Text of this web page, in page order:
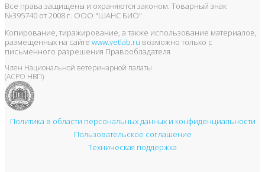
Все права защищены и охраняются законом. Товарный знак
№395740 от 2008 г. ООО "ШАНС БИО"
Копирование, тиражирование, а также использование материалов,
размещенных на сайте www.vetlab.ru возможно только с
письменного разрешения Правообладателя
Член Национальной ветеринарной палаты
(АСРО НВП)
Политика в области персональных данных и конфиденциальности
Пользовательское соглашение
Техническая поддержка